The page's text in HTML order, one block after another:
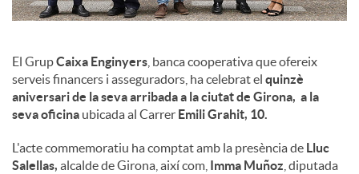
El GrupCaixa Enginyers , banca cooperativa que ofereix
serveis financers i asseguradors, ha celebrat el quinzè
aniversari de la seva arribada a la ciutat de Girona, a la
seva oficina ubicada al Carrer Emili Grahit, 10.
L'acte commemoratiu ha comptat amb la presència de Lluc
Salellas, alcalde de Girona, així com, Imma Muñoz , diputada